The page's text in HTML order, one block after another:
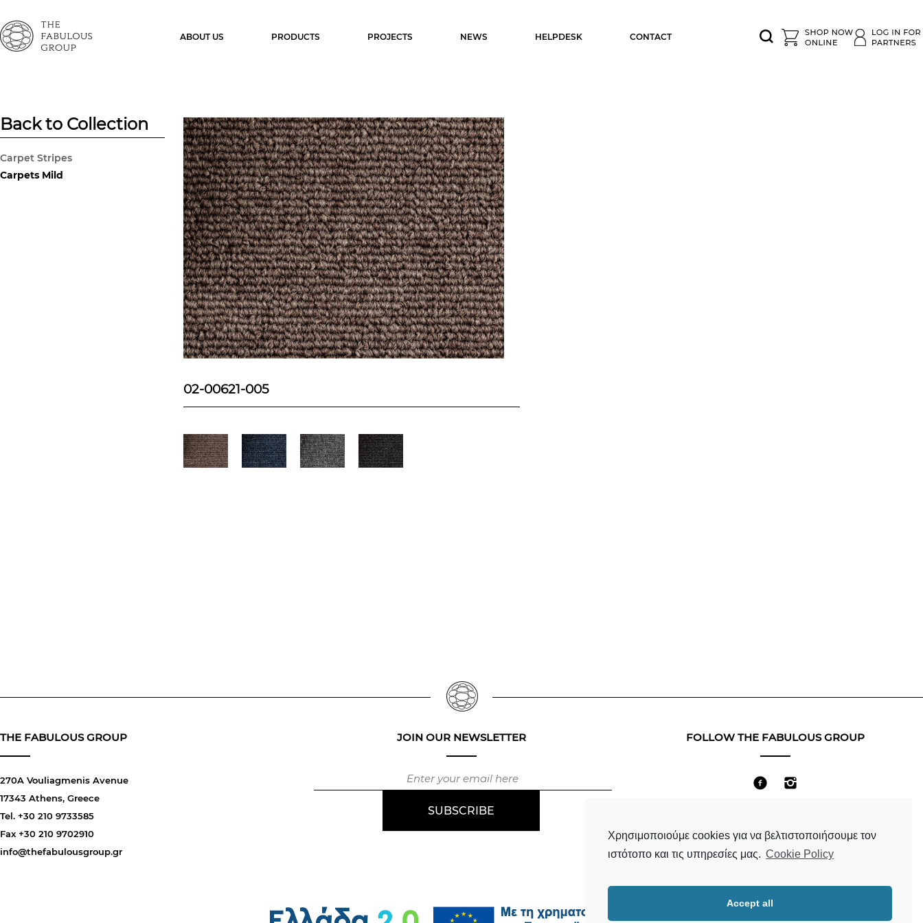
ABOUT US PRODUCTS PROJECTS NEWS HELPDESK CONTACT
Back to Collection
Carpet Stripes
Carpets Mild
02-00621-005
THE FABULOUS GROUP
270A Vouliagmenis Avenue
17343 Athens, Greece
Tel. +30 210 9733585
Fax +30 210 9702910
info@thefabulousgroup.gr
JOIN OUR NEWSLETTER FOLLOW THE FABULOUS GROUP
Χρησιμοποιούμε cookies για να βελτιστοποιήσουμε τον
ιστότοπο και τις υπηρεσίες μας. Cookie Policy
Accept all